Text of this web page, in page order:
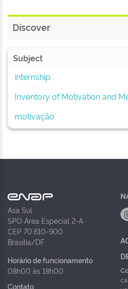
Discover
Subject
internship
Inventory of Motivation and
motivação
Asa Sul
SPO Área Especial 2-A
CEP 70.610-900
Brasília/DF
Horário de funcionamento
08h00 às 18h00
Contato